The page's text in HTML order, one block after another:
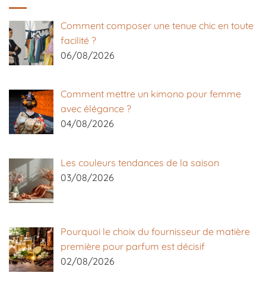
Comment composer une tenue chic en toute
facilité ?
06/08/2026
Comment mettre un kimono pour femme
avec élégance ?
04/08/2026
Les couleurs tendances de la saison
03/08/2026
Pourquoi le choix du fournisseur de matière
première pour parfum est décisif
02/08/2026